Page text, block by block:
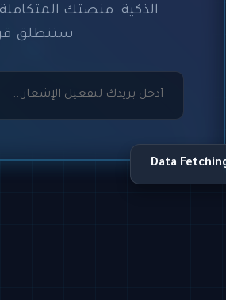
الذكية. منصتك
ستنطلق
Data